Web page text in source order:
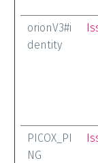
orionV3#i
dentity
PICOX_PI
NG